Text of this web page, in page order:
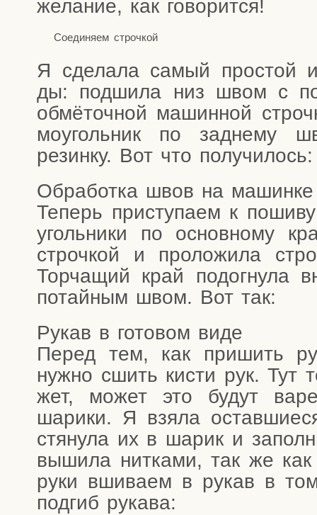
жела­ние, как говорится!
Соеди­ня­ем строчкой
Я сде­ла­ла самый про­стой
ды: под­ши­ла низ швом с
обмё­точ­ной машин­ной
мо­уголь­ник по зад­не­му
резин­ку. Вот что получилось:
Обра­бот­ка швов на машинке
Теперь при­сту­па­ем к
уголь­ни­ки по основ­но­му
строч­кой и про­ло­жи­ла
Тор­ча­щий край подо­гну­ла
потай­ным швом. Вот так:
Рукав в гото­вом виде
Перед тем, как при­шить
нуж­но сшить кисти рук. Тут
жет, может это будут
шари­ки. Я взя­ла
стя­ну­ла их в шарик и
выши­ла нит­ка­ми, так же как
руки вши­ва­ем в рукав в
под­гиб рукава: